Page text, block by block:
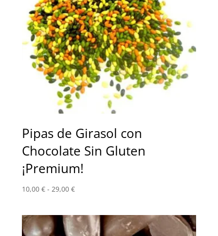
Pipas de Girasol con
Chocolate Sin Gluten
¡Premium!
10,00 € - 29,00 €Rango
desde
10,00 €